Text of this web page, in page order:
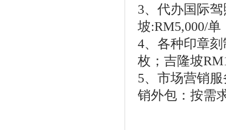
3、代办国际
坡:RM5,000/单
4、各种印章
枚；吉隆坡
5、市场营销
销外包：按需